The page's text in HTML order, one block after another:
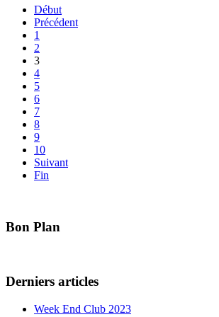
Début
Précédent
1
2
3
4
5
6
7
8
9
10
Suivant
Fin
Bon Plan
Derniers articles
Week End Club 2023